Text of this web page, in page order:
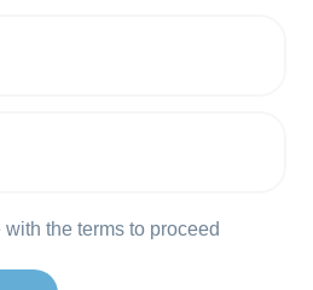
the terms to proceed